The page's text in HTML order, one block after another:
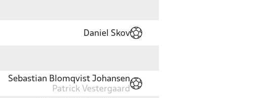
Daniel Skov
Sebastian Blomqvist Johansen
Patrick Vestergaard